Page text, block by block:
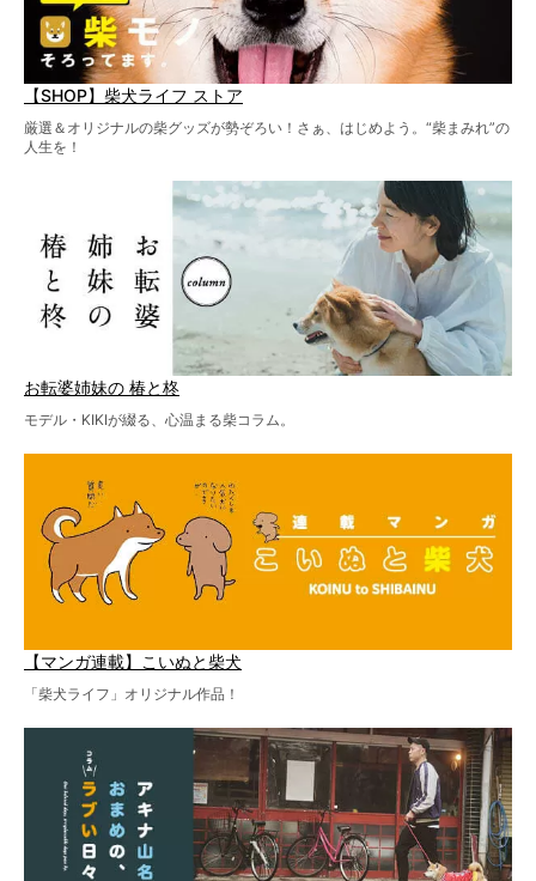
【SHOP】柴犬ライフ ストア
厳選＆オリジナルの柴グッズが勢ぞろい！さぁ、はじめよう。“柴まみれ”の
人生を！
お転婆姉妹の 椿と柊
モデル・KIKIが綴る、心温まる柴コラム。
【マンガ連載】こいぬと柴犬
「柴犬ライフ」オリジナル作品！